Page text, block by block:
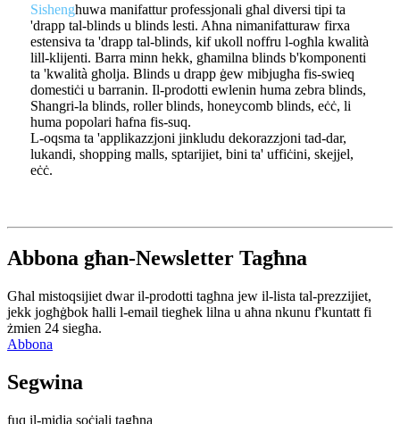
Sishenghuwa manifattur professjonali għal diversi tipi ta
'drapp tal-blinds u blinds lesti. Aħna nimanifatturaw firxa
estensiva ta 'drapp tal-blinds, kif ukoll noffru l-ogħla kwalità
lill-klijenti. Barra minn hekk, għamilna blinds b'komponenti
ta 'kwalità għolja. Blinds u drapp ġew mibjugħa fis-swieq
domestiċi u barranin. Il-prodotti ewlenin huma zebra blinds,
Shangri-la blinds, roller blinds, honeycomb blinds, eċċ, li
huma popolari ħafna fis-suq.
L-oqsma ta 'applikazzjoni jinkludu dekorazzjoni tad-dar,
lukandi, shopping malls, sptarijiet, bini ta' uffiċini, skejjel,
eċċ.
Abbona għan-Newsletter Tagħna
Għal mistoqsijiet dwar il-prodotti tagħna jew il-lista tal-prezzijiet,
jekk jogħġbok ħalli l-email tiegħek lilna u aħna nkunu f'kuntatt fi
żmien 24 siegħa.
Abbona
Segwina
fuq il-midja soċjali tagħna